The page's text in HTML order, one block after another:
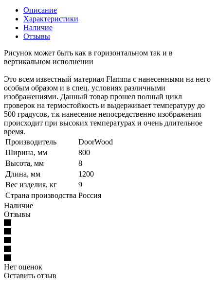
Описание
Характеристики
Наличие
Отзывы
Рисунок может быть как в горизонтальном так и в
вертикальном исполнении
Это всем известный материал Flamma с нанесенными на него
особым образом и в спец. условиях различными
изображениями. Данный товар прошел полный цикл
проверок на термостойкость и выдерживает температуру до
500 градусов, т.к нанесение непосредственно изображения
происходит при высоких температурах и очень длительное
время.
Производитель
DoorWood
Ширина, мм
800
Высота, мм
8
Длина, мм
1200
Вес изделия, кг
9
Страна производства Россия
Наличие
Отзывы
Нет оценок
Оставить отзыв